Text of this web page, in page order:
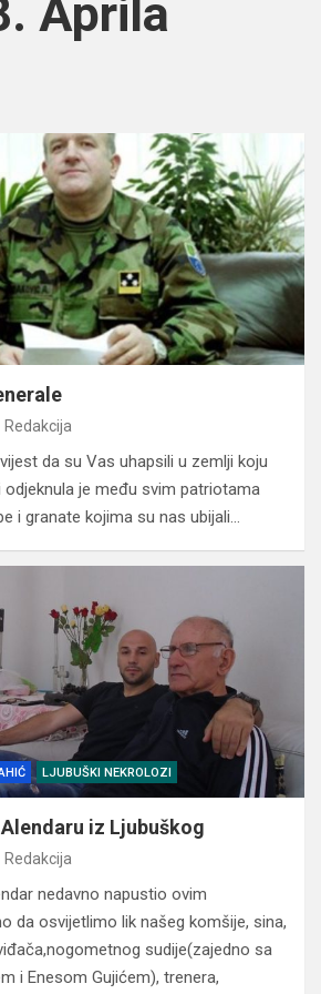
Aprila
Redakcija
da su Vas uhapsili u zemlji koju
odjeknula je među svim patriotama
i granate kojima su nas ubijali…
LJUBUŠKI NEKROLOZI
iz Ljubuškog
Redakcija
nedavno napustio ovim
da osvijetlimo lik našeg komšije, sina,
sudije(zajedno sa
i Enesom Gujićem), trenera,